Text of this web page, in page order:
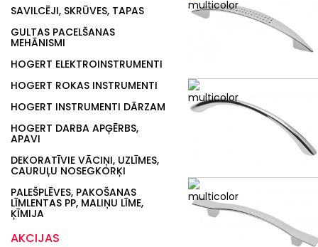
SAVILCĒJI, SKRŪVES, TAPAS
GULTAS PACELŠANAS
MEHĀNISMI
HOGERT ELEKTROINSTRUMENTI
HOGERT ROKAS INSTRUMENTI
HOGERT INSTRUMENTI DĀRZAM
HOGERT DARBA APĢĒRBS,
APAVI
DEKORATĪVIE VĀCIŅI, UZLĪMES,
CAURUĻU NOSEGKORĶI
PALEŠPLĒVES, PAKOŠANAS
LĪMLENTAS PP, MALIŅU LĪME,
ĶĪMIJA
AKCIJAS